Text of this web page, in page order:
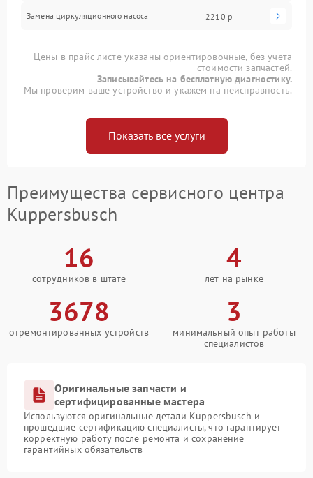
Замена циркуляционного насоса 2210 р
Цены в прайс-листе указаны ориентировочные, без учета
стоимости запчастей.
Записывайтесь на бесплатную диагностику.
Мы проверим ваше устройство и укажем на неисправность.
Показать все услуги
Преимущества сервисного центра
Kuppersbusch
16
сотрудников в штате
4
лет на рынке
3678
отремонтированных устройств
3
минимальный опыт работы
специалистов
Оригинальные запчасти и
сертифицированные мастера
Используются оригинальные детали Kuppersbusch и
прошедшие сертификацию специалисты, что гарантирует
корректную работу после ремонта и сохранение
гарантийных обязательств